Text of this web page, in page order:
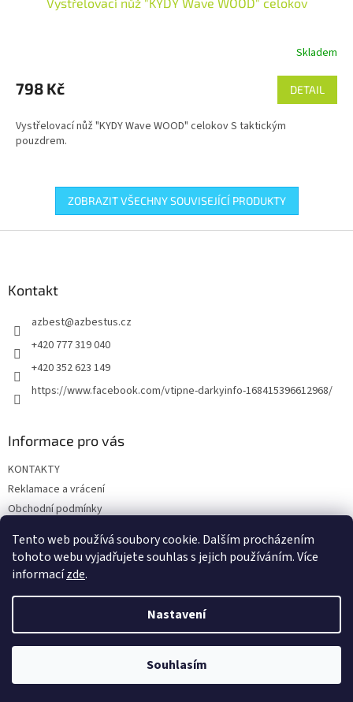
Tento web používá soubory cookie. Dalším procházením
tohoto webu vyjadřujete souhlas s jejich používáním. Více
informacízde.
Nastavení
Souhlasím
produktu
je
z
5
Skladem
798 Kč DETAIL
Vystřelovací nůž "KYDY Wave WOOD" celokov S taktickým
pouzdrem.
ZOBRAZIT VŠECHNY SOUVISEJÍCÍ PRODUKTY
Kontakt
azbest@azbestus.cz
+420 777 319 040
+420 352 623 149
https://www.facebook.com/vtipne-darkyinfo-168415396612968/
Informace pro vás
KONTAKTY
Reklamace a vrácení
Obchodní podmínky
Doprava a platba
Vytvořil Shoptet
Vtipné dárky. Všechna práva vyhrazena.